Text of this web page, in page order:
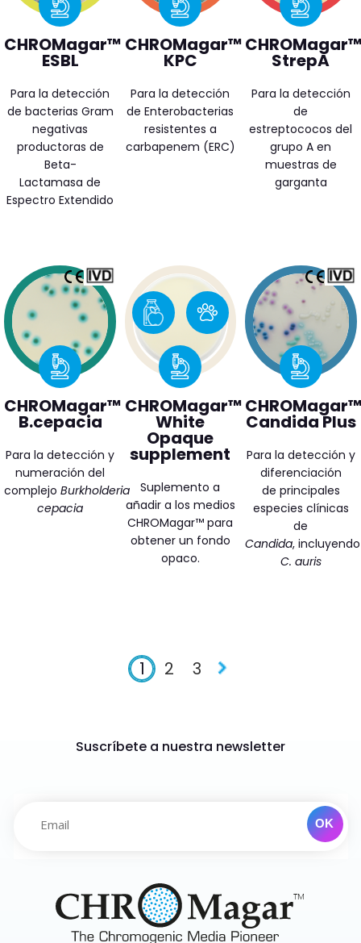
CHROMagar™
ESBL
Para la detección
de bacterias Gram
negativas
productoras de
Beta-
Lactamasa de
Espectro Extendido
CHROMagar™
KPC
Para la detección
de Enterobacterias
resistentes a
carbapenem (ERC)
StrepA
Para la detección
de
estreptococos del
grupo A en
muestras de
garganta
CHROMagar™
B.cepacia
Para la detección y
numeración del
complejoBurkholderia
cepacia
CHROMagar™
White
Opaque
supplement
Suplemento a
añadir a los medios
CHROMagar™ para
obtener un fondo
opaco.
Candida Plus
Para la detección y
diferenciación
de principales
especies clínicas
de
Candida, incluyendo
C. auris
1 2 3
Suscríbete a nuestra newsletter